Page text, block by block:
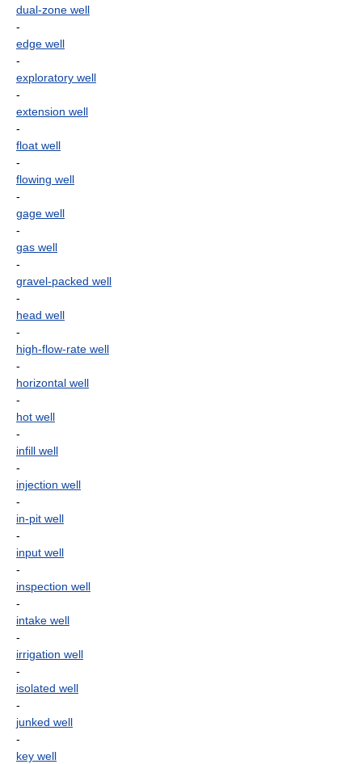
dual-zone well
-
edge well
-
exploratory well
-
extension well
-
float well
-
flowing well
-
gage well
-
gas well
-
gravel-packed well
-
head well
-
high-flow-rate well
-
horizontal well
-
hot well
-
infill well
-
injection well
-
in-pit well
-
input well
-
inspection well
-
intake well
-
irrigation well
-
isolated well
-
junked well
-
key well